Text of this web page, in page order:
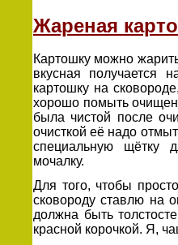
Жареная
Картошку можно
вкусная получается
картошку на
хорошо помыть
была чистой после
очисткой её надо
специальную щётку
мочалку.
Для того, чтобы
сковороду ставлю на
должна быть
красной корочкой. Я,